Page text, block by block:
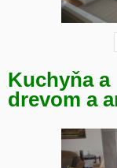
Kuchyňa
drevom a